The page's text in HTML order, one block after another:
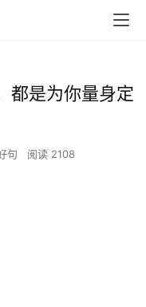
都是为你量身定
句 阅读 2108